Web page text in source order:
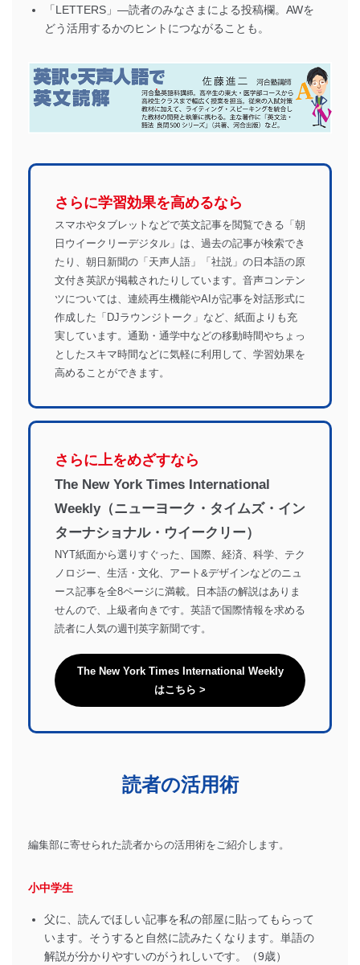
「LETTERS」―読者のみなさまによる投稿欄。AWを
どう活用するかのヒントにつながることも。
さらに学習効果を高めるなら
スマホやタブレットなどで英文記事を閲覧できる「朝
日ウイークリーデジタル」は、過去の記事が検索でき
たり、朝日新聞の「天声人語」「社説」の日本語の原
文付き英訳が掲載されたりしています。音声コンテン
ツについては、連続再生機能やAIが記事を対話形式に
作成した「DJラウンジトーク」など、紙面よりも充
実しています。通勤・通学中などの移動時間やちょっ
としたスキマ時間などに気軽に利用して、学習効果を
高めることができます。
さらに上をめざすなら
The New York Times International
Weekly（ニューヨーク・タイムズ・イン
ターナショナル・ウイークリー）
NYT紙面から選りすぐった、国際、経済、科学、テク
ノロジー、生活・文化、アート&デザインなどのニュ
ース記事を全8ページに満載。日本語の解説はありま
せんので、上級者向きです。​英語で国際情報を求める
読者に人気の週刊英字新聞です。
The New York Times International Weekly
はこちら >
読者の活用術
編集部に寄せられた読者からの活用術をご紹介します。
小中学生
父に、読んでほしい記事を私の部屋に貼ってもらって
います。そうすると自然に読みたくなります。単語の
解説が分かりやすいのがうれしいです。（9歳）